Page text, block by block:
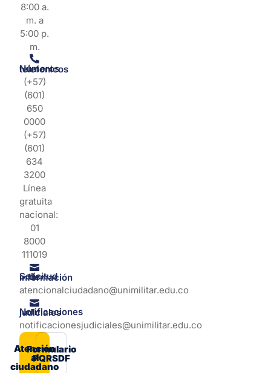
8:00 a.
m. a
5:00 p.
m.
Números telefonicos
(+57)
(601)
650
0000
(+57)
(601)
634
3200
Línea
gratuita
nacional:
01
8000
111019
Solicitud de información
atencionalciudadano@unimilitar.edu.co
Notificaciones judiciales
notificacionesjudiciales@unimilitar.edu.co
Atención
al
ciudadano
Formulario
PQRSDF